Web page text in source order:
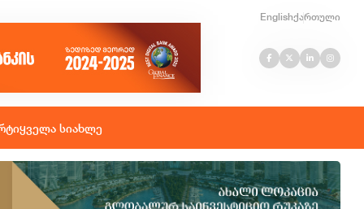
Englishქართული
ყველა სიახლე